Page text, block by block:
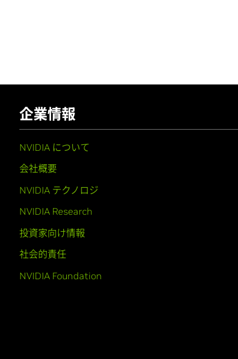
企業情報
NVIDIA について
会社概要
NVIDIA テクノロジ
NVIDIA Research
投資家向け情報
社会的責任
NVIDIA Foundation